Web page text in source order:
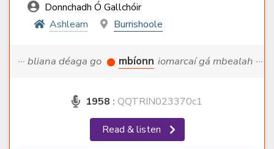
Donnchadh Ó Gallchóir
Ashleam
Burrishoole
··· bliana déaga go mbíonn iomarcaí gá mbealah ···
1958 : QQTRIN023370c1
Read & listen